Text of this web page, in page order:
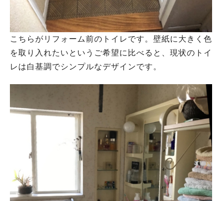
こちらがリフォーム前のトイレです。壁紙に大きく色
を取り入れたいというご希望に比べると、現状のトイ
レは白基調でシンプルなデザインです。